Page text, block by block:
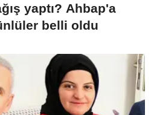
yaptı? Ahbap'a
belli oldu